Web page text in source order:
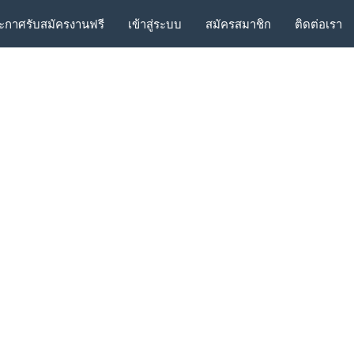
กาศรับสมัครงานฟรี เข้าสู่ระบบ สมัครสมาชิก ติดต่อเรา